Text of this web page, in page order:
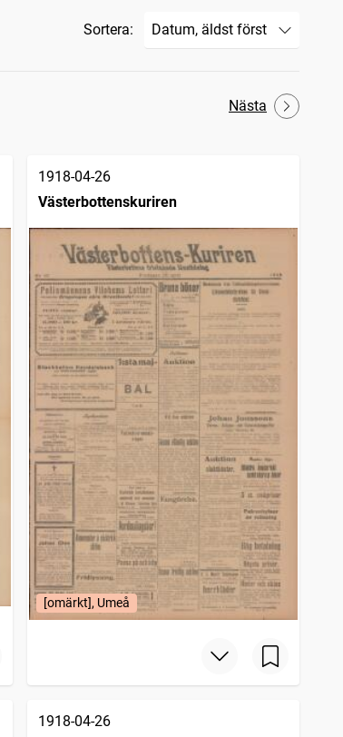
Sortera:
Nästa
1918-04-26
Västerbottenskuriren
[omärkt], Umeå
1918-04-26